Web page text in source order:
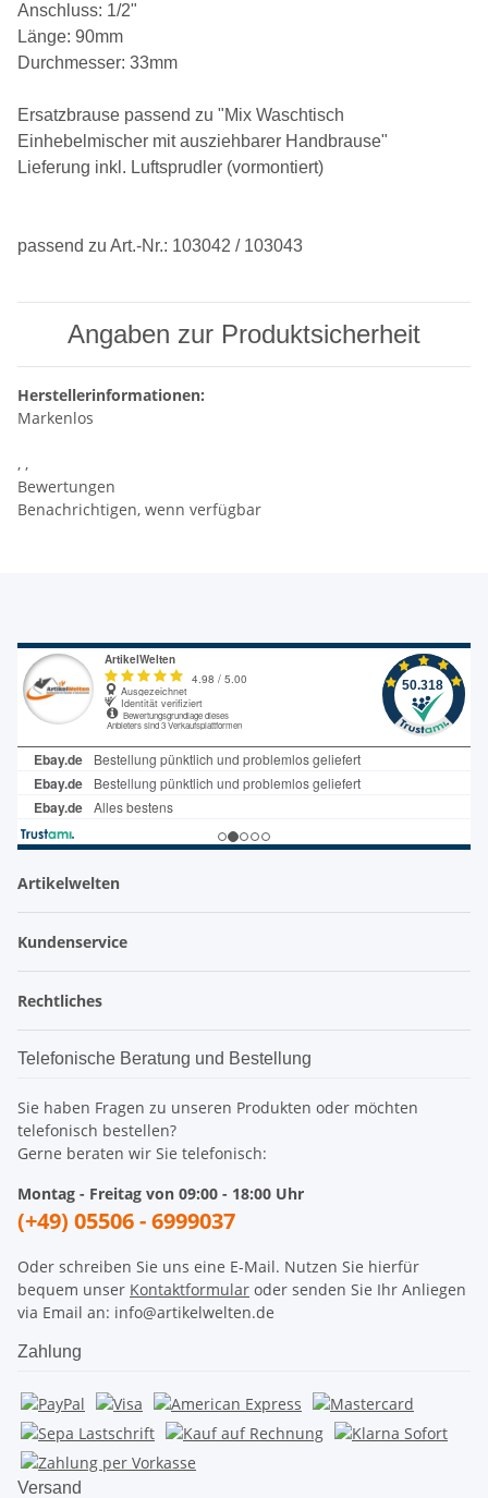
Anschluss: 1/2"
Länge: 90mm
Durchmesser: 33mm
Ersatzbrause passend zu "Mix Waschtisch
Einhebelmischer mit ausziehbarer Handbrause"
Lieferung inkl. Luftsprudler (vormontiert)
passend zu Art.-Nr.: 103042 / 103043
Angaben zur Produktsicherheit
Herstellerinformationen:
Markenlos
, ,
Bewertungen
Benachrichtigen, wenn verfügbar
Artikelwelten
Kundenservice
Rechtliches
Telefonische Beratung und Bestellung
Sie haben Fragen zu unseren Produkten oder möchten
telefonisch bestellen?
Gerne beraten wir Sie telefonisch:
Montag - Freitag von 09:00 - 18:00 Uhr
(+49) 05506 - 6999037
Oder schreiben Sie uns eine E-Mail. Nutzen Sie hierfür
bequem unser Kontaktformular oder senden Sie Ihr Anliegen
via Email an: info@artikelwelten.de
Zahlung
Versand